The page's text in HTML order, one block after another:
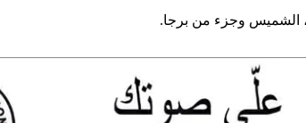
الشميس وجزء من برجا.